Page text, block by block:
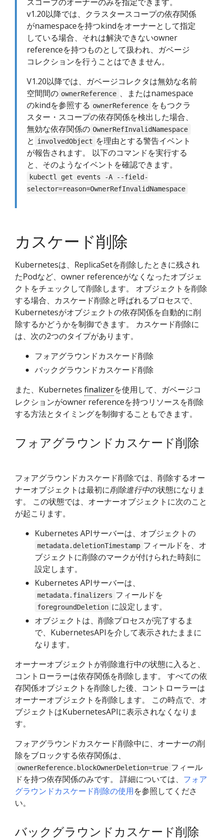
v1.20以降では、クラスタースコープの依存関係
がnamespaceを持つkindをオーナーとして指定
している場合、それは解決できないowner
referenceを持つものとして扱われ、ガベージ
コレクションを行うことはできません。
V1.20以降では、ガベージコレクタは無効な名前
空間間の ownerReference 、またはnamespace
のkindを参照する ownerReference をもつクラ
スター・スコープの依存関係を検出した場合、
無効な依存関係の OwnerRefInvalidNamespace
と involvedObject を理由とする警告イベント
が報告されます。 以下のコマンドを実行する
と、そのようなイベントを確認できます。
kubectl get events -A --field-
selector=reason=OwnerRefInvalidNamespace
カスケード削除
Kubernetesは、ReplicaSetを削除したときに残され
たPodなど、owner referenceがなくなったオブジェ
クトをチェックして削除します。 オブジェクトを削除
する場合、カスケード削除と呼ばれるプロセスで、
Kubernetesがオブジェクトの依存関係を自動的に削
除するかどうかを制御できます。 カスケード削除に
は、次の2つのタイプがあります。
フォアグラウンドカスケード削除
バックグラウンドカスケード削除
また、Kubernetes finalizerを使用して、ガベージコ
レクションがowner referenceを持つリソースを削除
する方法とタイミングを制御することもできます。
フォアグラウンドカスケード削除
フォアグラウンドカスケード削除では、削除するオー
ナーオブジェクトは最初に削除進行中の状態になりま
す。 この状態では、オーナーオブジェクトに次のこと
が起こります。
Kubernetes APIサーバーは、オブジェクトの
metadata.deletionTimestamp フィールドを、オ
ブジェクトに削除のマークが付けられた時刻に
設定します。
Kubernetes APIサーバーは、
metadata.finalizers フィールドを
foregroundDeletion に設定します。
オブジェクトは、削除プロセスが完了するま
で、KubernetesAPIを介して表示されたままに
なります。
オーナーオブジェクトが削除進行中の状態に入ると、
コントローラーは依存関係を削除します。 すべての依
存関係オブジェクトを削除した後、コントローラーは
オーナーオブジェクトを削除します。 この時点で、オ
ブジェクトはKubernetesAPIに表示されなくなりま
す。
フォアグラウンドカスケード削除中に、オーナーの削
除をブロックする依存関係は、
ownerReference.blockOwnerDeletion=true フィール
ドを持つ依存関係のみです。 詳細については、 フォア
グラウンドカスケード削除の使用を参照してくださ
い。
バックグラウンドカスケード削除